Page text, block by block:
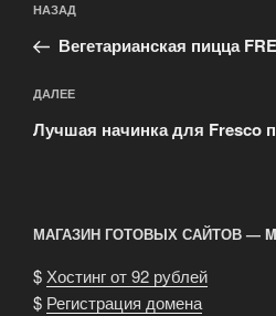
по
записям
Предыдущая
запись:
НАЗАД
Вегетарианская пицца
Следующая
запись
ДАЛЕЕ
Лучшая начинка для Fresco
МАГАЗИН ГОТОВЫХ САЙТОВ —
$Хостинг от 92 рублей
$ Регистрация домена